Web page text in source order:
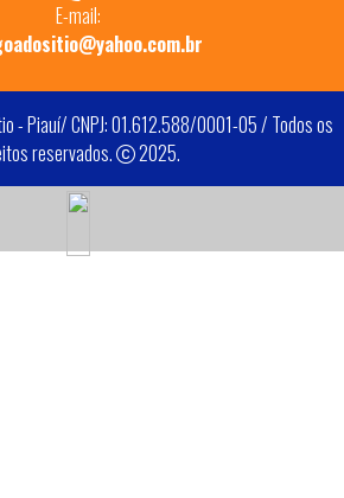
E-mail:
- Piauí/ CNPJ: 01.612.588/0001-05 / Todos os
reservados.
2025.